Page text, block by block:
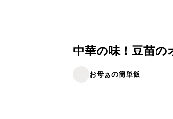
中華の味！豆苗
お母ぁの簡単飯